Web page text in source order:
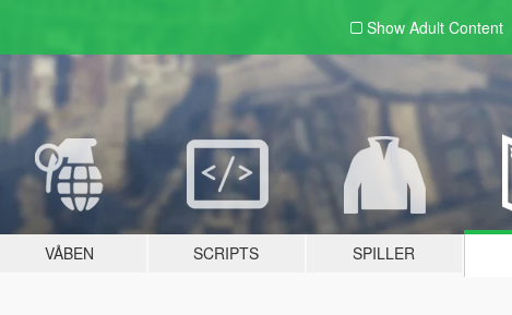
Show Adult Content
VÅBEN SCRIPTS SPILLER